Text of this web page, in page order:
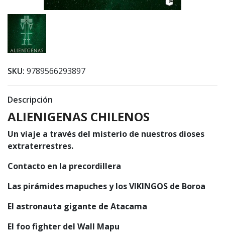
SKU: 9789566293897
Descripción
ALIENIGENAS CHILENOS
Un viaje a través del misterio de nuestros dioses
extraterrestres.
Contacto en la precordillera
Las pirámides mapuches y los VIKINGOS de Boroa
El astronauta gigante de Atacama
El foo fighter del Wall Mapu